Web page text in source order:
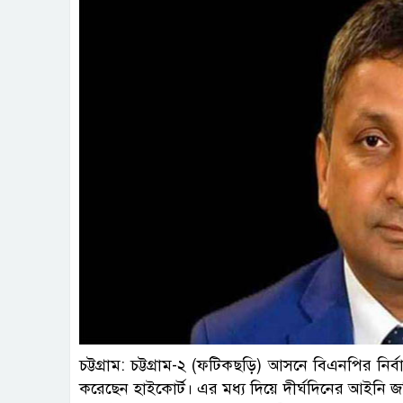
ছবি :
চট্টগ্রাম: চট্টগ্রাম-২ (ফটিকছড়ি) আসনে বিএনপির
করেছেন হাইকোর্ট। এর মধ্য দিয়ে দীর্ঘদিনের আইনি